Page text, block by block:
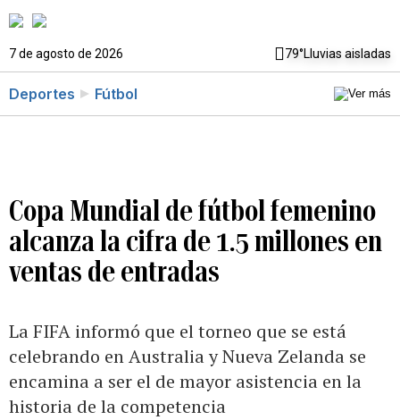
7 de agosto de 2026 79°Lluvias aisladas
Deportes Fútbol
Copa Mundial de fútbol femenino
alcanza la cifra de 1.5 millones en
ventas de entradas
La FIFA informó que el torneo que se está
celebrando en Australia y Nueva Zelanda se
encamina a ser el de mayor asistencia en la
historia de la competencia